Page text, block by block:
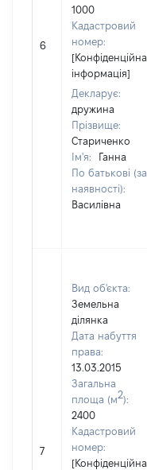
6
1000
Кадастровий
номер:
[Конфіденційна
інформація]
Декларує:
дружина
Прізвище:
Стариченко
Ім'я:
Ганна
По батькові (за
наявності):
Василівна
7
Вид об'єкта:
Земельна
ділянка
Дата набуття
права:
13.03.2015
Загальна
площа (м2):
2400
Кадастровий
номер:
[Конфіденційна